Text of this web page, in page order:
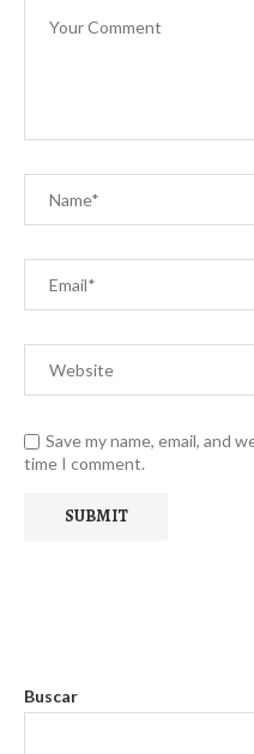
Save my name, email, and
time I comment.
Buscar